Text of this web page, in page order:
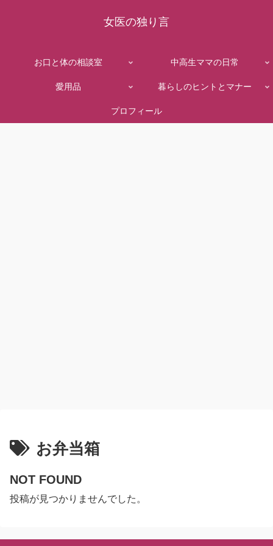
女医の独り言
お口と体の相談室 中高生ママの日常
愛用品 暮らしのヒントとマナー
プロフィール
お弁当箱
NOT FOUND
投稿が見つかりませんでした。